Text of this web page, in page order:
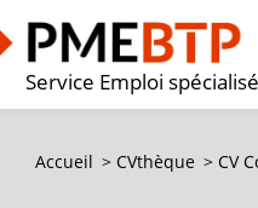
Service Emploi
Accueil > CVthèque > CV